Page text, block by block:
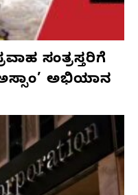
ಸಂತ್ರಸ್ತರಿಗೆ
ಅಭಿಯಾನ